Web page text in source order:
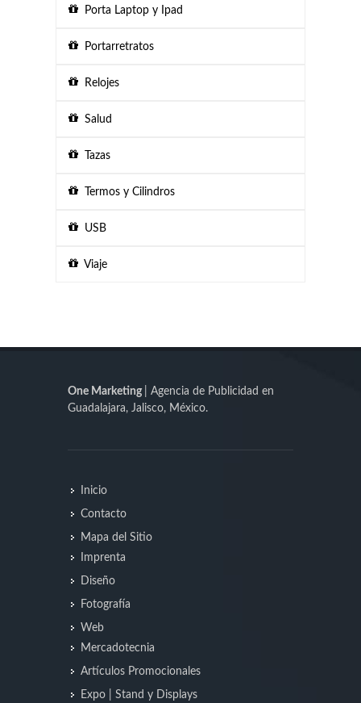
Porta Laptop y Ipad
Portarretratos
Relojes
Salud
Tazas
Termos y Cilindros
USB
Viaje
One Marketing
| Agencia de Publicidad en
Guadalajara, Jalisco, México.
Inicio
Contacto
Mapa del Sitio
Imprenta
Diseño
Fotografía
Web
Mercadotecnia
Artículos Promocionales
Expo | Stand y Displays